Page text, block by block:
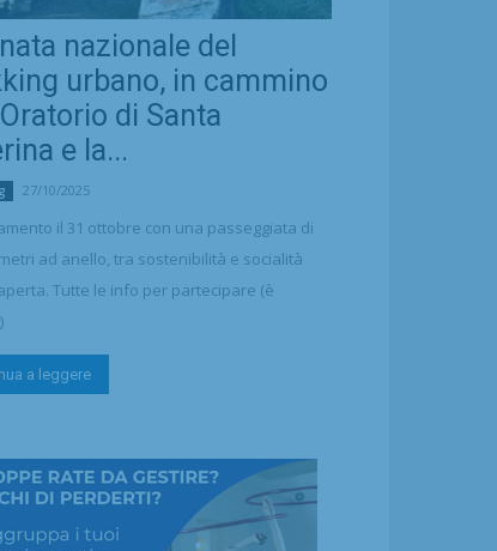
nazionale del
urbano, in cammino
di Santa
e la...
27/10/2025
il 31 ottobre con una passeggiata di
ad anello, tra sostenibilità e socialità
Tutte le info per partecipare (è
a leggere